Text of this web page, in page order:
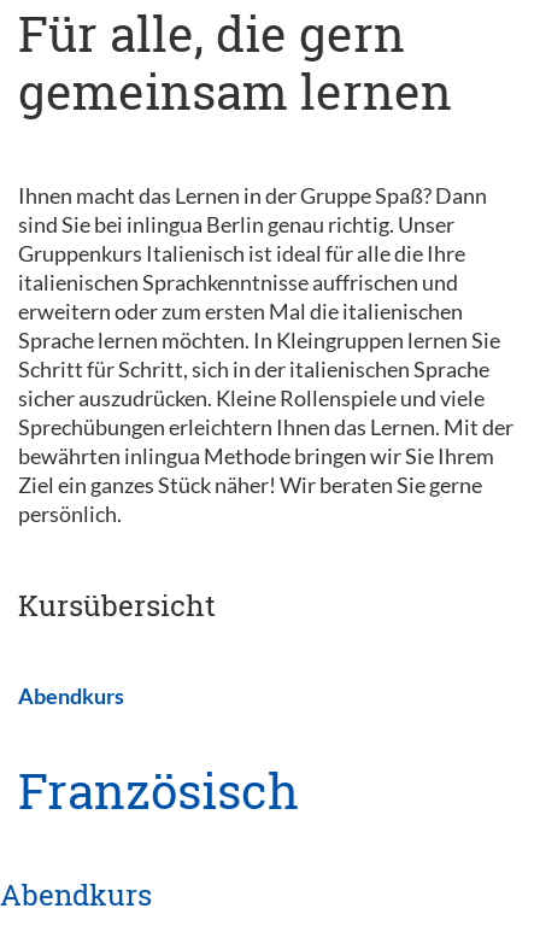
Für alle, die gern
gemeinsam lernen
Ihnen macht das Lernen in der Gruppe Spaß? Dann
sind Sie bei inlingua Berlin genau richtig. Unser
Gruppenkurs Italienisch ist ideal für alle die Ihre
italienischen Sprachkenntnisse auffrischen und
erweitern oder zum ersten Mal die italienischen
Sprache lernen möchten. In Kleingruppen lernen Sie
Schritt für Schritt, sich in der italienischen Sprache
sicher auszudrücken. Kleine Rollenspiele und viele
Sprechübungen erleichtern Ihnen das Lernen. Mit der
bewährten inlingua Methode bringen wir Sie Ihrem
Ziel ein ganzes Stück näher! Wir beraten Sie gerne
persönlich.
Kursübersicht
Abendkurs
Französisch
Abendkurs